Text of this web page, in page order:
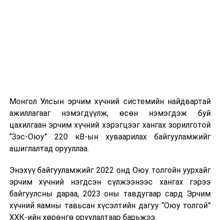
Монгол Улсын эрчим хүчний системийн найдвартай
ажиллагааг нэмэгдүүлж, өсөн нэмэгдэж буй
цахилгаан эрчим хүчний хэрэгцээг хангах зорилготой
“Зэс-Оюу” 220 кВ-ын хуваарилах байгууламжийг
ашиглалтад орууллаа.
Энэхүү байгууламжийг 2022 онд Оюу толгойн уурхайг
эрчим хүчний нэгдсэн сүлжээнээс хангах гэрээ
байгуулсны дараа, 2023 оны тавдугаар сард Эрчим
хүчний яамны тавьсан хүсэлтийн дагуу “Оюу толгой”
ХХК-ийн хөрөнгө оруулалтаар барьжээ.